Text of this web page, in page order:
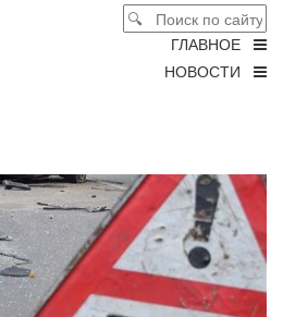
ГЛАВНОЕ
НОВОСТИ